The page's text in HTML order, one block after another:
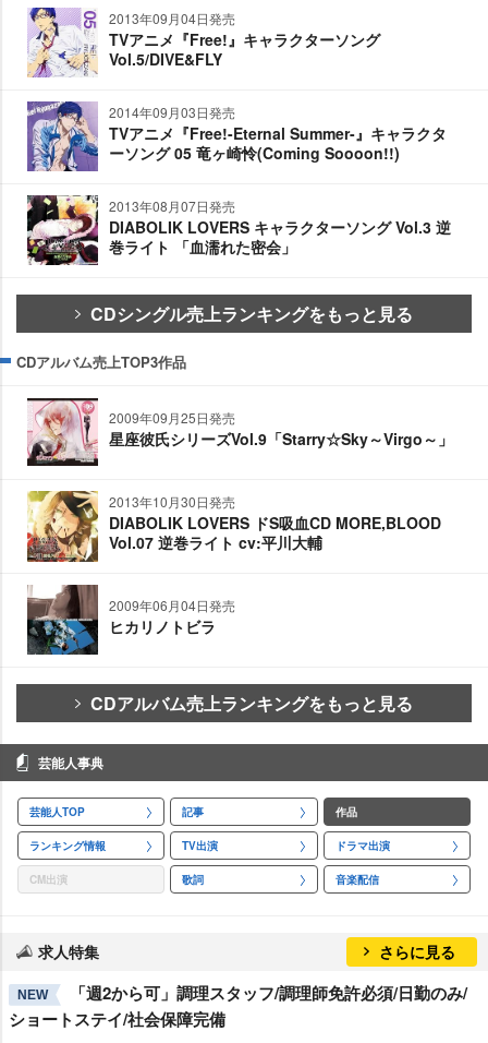
2013年09月04日発売
TVアニメ『Free!』キャラクターソング
Vol.5/DIVE&FLY
2014年09月03日発売
TVアニメ『Free!-Eternal Summer-』キャラクタ
ーソング 05 竜ヶ崎怜(Coming Soooon!!)
2013年08月07日発売
DIABOLIK LOVERS キャラクターソング Vol.3 逆
巻ライト 「血濡れた密会」
CDシングル売上ランキングをもっと見る
CDアルバム売上TOP3作品
2009年09月25日発売
星座彼氏シリーズVol.9「Starry☆Sky～Virgo～」
2013年10月30日発売
DIABOLIK LOVERS ドS吸血CD MORE,BLOOD
Vol.07 逆巻ライト cv:平川大輔
2009年06月04日発売
ヒカリノトビラ
CDアルバム売上ランキングをもっと見る
芸能人事典
芸能人TOP 記事 作品
ランキング情報 TV出演 ドラマ出演
CM出演 歌詞 音楽配信
求人特集 さらに見る
NEW
「週2から可」調理スタッフ/調理師免許必須/日勤のみ/
ショートステイ/社会保障完備